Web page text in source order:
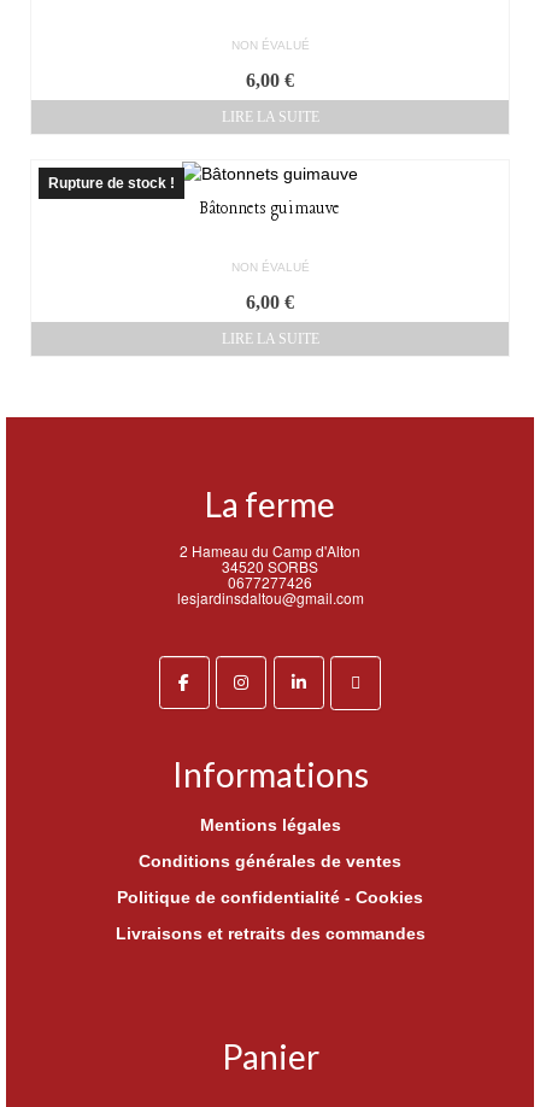
NON ÉVALUÉ
6,00 €
LIRE LA SUITE
Rupture de stock !
Bâtonnets guimauve
NON ÉVALUÉ
6,00 €
LIRE LA SUITE
La ferme
2 Hameau du Camp d'Alton
34520 SORBS
0677277426
lesjardinsdaltou@gmail.com
Informations
Mentions légales
Conditions générales de ventes
Politique de confidentialité - Cookies
Livraisons et retraits des commandes
Panier